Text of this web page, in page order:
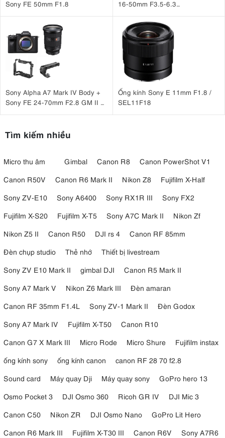
Sony FE 50mm F1.8
16-50mm F3.5-6.3
Sony Alpha A7 Mark IV Body +
Sony FE 24-70mm F2.8 GM II +
Handle 3765
Ống kính Sony E 11mm F1.8 /
SEL11F18
Tìm kiếm nhiều
Micro thu âm Gimbal Canon R8
Canon PowerShot V1
Canon R50V
Canon R6 Mark II Nikon Z8
Fujifilm X-Half
Sony ZV-E10
Sony A6400 Sony RX1R III
Sony FX2
Fujifilm X-S20
Fujifilm X-T5 Sony A7C Mark II
Nikon Zf
Nikon Z5 II
Canon R50 DJI rs 4
Canon RF 85mm
Đèn chụp studio
Thẻ nhớ
Thiết bị livestream
Sony ZV E10 Mark II
gimbal DJI
Canon R5 Mark II
Sony A7 Mark V
Nikon Z6 Mark III
Đèn amaran
Canon RF 35mm F1.4L
Sony ZV-1 Mark II
Đèn Godox
Sony A7 Mark IV
Fujifilm X-T50
Canon R10
Canon G7 X Mark III
Micro Rode Micro Shure
Fujifilm instax
ống kính sony
ống kính canon
canon RF 28 70 f2.8
Sound card
Máy quay Dji Máy quay sony
GoPro hero 13
Osmo Pocket 3
DJI Osmo 360 Ricoh GR IV
DJI Mic 3
Canon C50
Nikon ZR DJI Osmo Nano
GoPro Lit Hero
Canon R6 Mark III
Fujifilm X-T30 III Canon R6V
Sony A7R6